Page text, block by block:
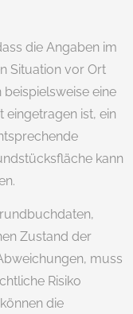
die Angaben im
Situation vor Ort
eine
eingetragen ist, ein
kann
Zustand der
muss
Risiko
die